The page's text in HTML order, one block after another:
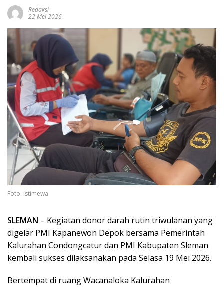
Redaksi
22 Mei 2026
Foto: Istimewa
SLEMAN – Kegiatan donor darah rutin triwulanan yang
digelar PMI Kapanewon Depok bersama Pemerintah
Kalurahan Condongcatur dan PMI Kabupaten Sleman
kembali sukses dilaksanakan pada Selasa 19 Mei 2026.
Bertempat di ruang Wacanaloka Kalurahan